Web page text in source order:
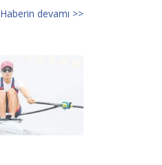
Haberin devamı >>